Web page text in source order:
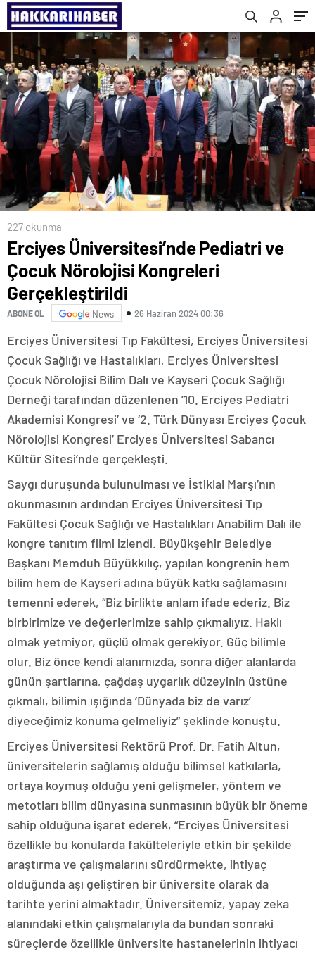
227 okunma
Erciyes Üniversitesi’nde Pediatri ve
Çocuk Nörolojisi Kongreleri
Gerçekleştirildi
ABONE OL News 26 Haziran 2024 00:36
Erciyes Üniversitesi Tıp Fakültesi, Erciyes Üniversitesi
Çocuk Sağlığı ve Hastalıkları, Erciyes Üniversitesi
Çocuk Nörolojisi Bilim Dalı ve Kayseri Çocuk Sağlığı
Derneği tarafından düzenlenen ’10. Erciyes Pediatri
Akademisi Kongresi’ ve ‘2. Türk Dünyası Erciyes Çocuk
Nörolojisi Kongresi’ Erciyes Üniversitesi Sabancı
Kültür Sitesi’nde gerçekleşti.
Saygı duruşunda bulunulması ve İstiklal Marşı’nın
okunmasının ardından Erciyes Üniversitesi Tıp
Fakültesi Çocuk Sağlığı ve Hastalıkları Anabilim Dalı ile
kongre tanıtım filmi izlendi. Büyükşehir Belediye
Başkanı Memduh Büyükkılıç, yapılan kongrenin hem
bilim hem de Kayseri adına büyük katkı sağlamasını
temenni ederek, “Biz birlikte anlam ifade ederiz. Biz
birbirimize ve değerlerimize sahip çıkmalıyız. Haklı
olmak yetmiyor, güçlü olmak gerekiyor. Güç bilimle
olur. Biz önce kendi alanımızda, sonra diğer alanlarda
günün şartlarına, çağdaş uygarlık düzeyinin üstüne
çıkmalı, bilimin ışığında ‘Dünyada biz de varız’
diyeceğimiz konuma gelmeliyiz” şeklinde konuştu.
Erciyes Üniversitesi Rektörü Prof. Dr. Fatih Altun,
üniversitelerin sağlamış olduğu bilimsel katkılarla,
ortaya koymuş olduğu yeni gelişmeler, yöntem ve
metotları bilim dünyasına sunmasının büyük bir öneme
sahip olduğuna işaret ederek, “Erciyes Üniversitesi
özellikle bu konularda fakülteleriyle etkin bir şekilde
araştırma ve çalışmalarını sürdürmekte, ihtiyaç
olduğunda aşı geliştiren bir üniversite olarak da
tarihte yerini almaktadır. Üniversitemiz, yapay zeka
alanındaki etkin çalışmalarıyla da bundan sonraki
süreçlerde özellikle üniversite hastanelerinin ihtiyacı